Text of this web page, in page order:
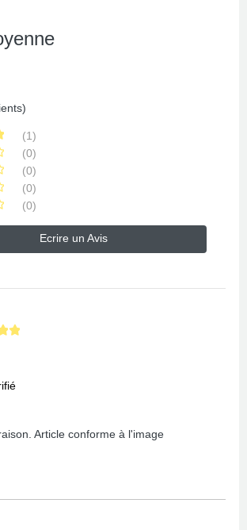
(1)
(0)
(0)
(0)
(0)
Ecrire un Avis
Article conforme à l'image